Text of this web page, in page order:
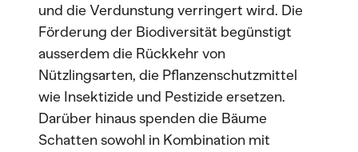
und die Verdunstung verringert wird. Die
Förderung der Biodiversität begünstigt
ausserdem die Rückkehr von
Nützlingsarten, die Pflanzenschutzmittel
wie Insektizide und Pestizide ersetzen.
Darüber hinaus spenden die Bäume
Schatten sowohl in Kombination mit